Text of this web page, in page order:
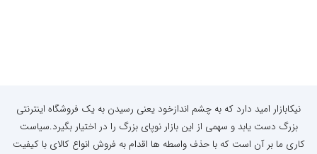
نیکابازار امید دارد که به چشم اندازخود یعنی رسیدن به یک فروشگاه اینترنتی
بزرگ دست یابد و سهمی از این بازار نوپای بزرگ را در اختیار بگیرد.سیاست
کاری ما بر آن است که با حذف واسطه ها اقدام به فروش انواع کالای با کیفیت